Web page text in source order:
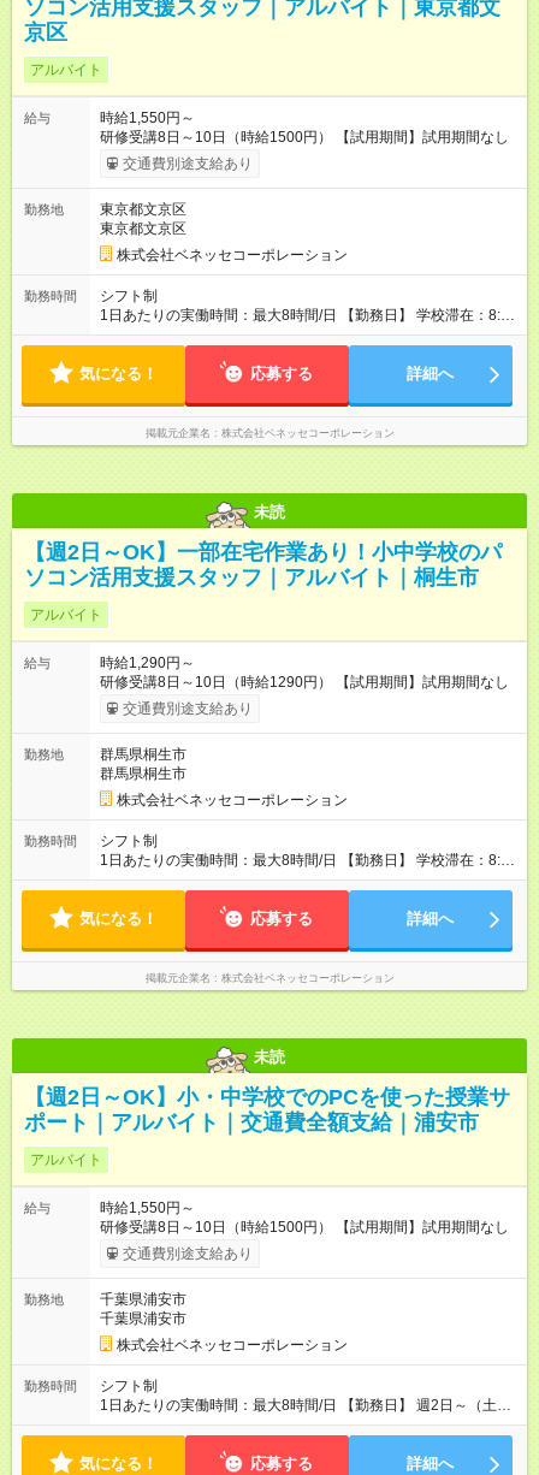
ソコン活用支援スタッフ｜アルバイト｜東京都文
京区
アルバイト
給与
時給1,550円～
研修受講8日～10日（時給1500円） 【試用期間】試用期間なし
交通費別途支給あり
勤務地
東京都文京区
東京都文京区
株式会社ベネッセコーポレーション
勤務時間
シフト制
1日あたりの実働時間：最大8時間/日 【勤務日】 学校滞在：8:30
～17:30の間の実働7時間(うち休憩１時間) ＋ 在宅での事務作業1
成等1時間) ※勤務時間が8:30～の場合、朝8時半から学校で就業
OK！
気になる！ 応募する 詳細へ
掲載元企業名 株式会社ベネッセコーポレーション
未読
【週2日～OK】一部在宅作業あり！小中学校のパ
ソコン活用支援スタッフ｜アルバイト｜桐生市
アルバイト
給与
時給1,290円～
研修受講8日～10日（時給1290円） 【試用期間】試用期間なし
交通費別途支給あり
勤務地
群馬県桐生市
群馬県桐生市
株式会社ベネッセコーポレーション
勤務時間
シフト制
1日あたりの実働時間：最大8時間/日 【勤務日】 学校滞在：8:30
～17:30の間の実働7時間(うち休憩１時間) ＋ 在宅での事務作業1
成等1時間) ※勤務時間が8:30～の場合、朝8時半から学校で就業
OK！
気になる！ 応募する 詳細へ
掲載元企業名 株式会社ベネッセコーポレーション
未読
【週2日～OK】小・中学校でのPCを使った授業サ
ポート｜アルバイト｜交通費全額支給｜浦安市
アルバイト
給与
時給1,550円～
研修受講8日～10日（時給1500円） 【試用期間】試用期間なし
交通費別途支給あり
勤務地
千葉県浦安市
千葉県浦安市
株式会社ベネッセコーポレーション
勤務時間
シフト制
1日あたりの実働時間：最大8時間/日 【勤務日】 週2日～（土日
祝休み） 【勤務時間】 学校滞在：8：15～16：45（学校勤務7
勤務時間が8:15～の場合、朝8:15から学校で就業できることが
気になる！ 応募する 詳細へ